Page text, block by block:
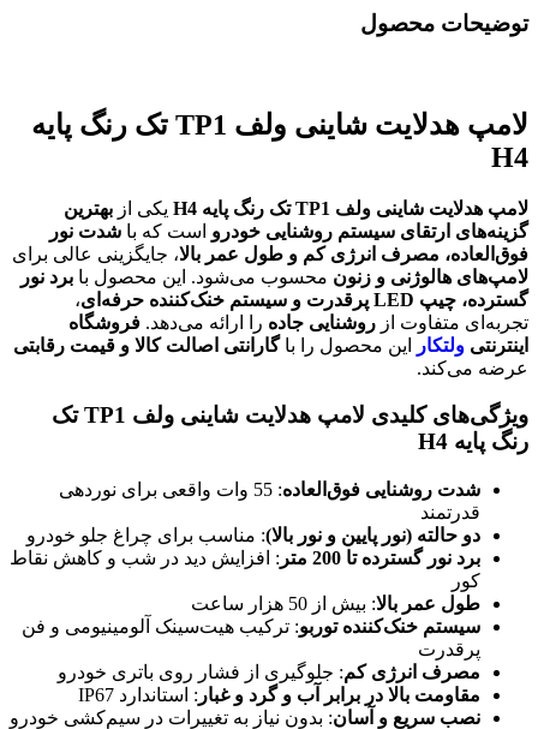
توضیحات محصول
لامپ هدلایت شاینی ولف TP1 تک رنگ پایه
H4
لامپ هدلایت شاینی ولف TP1 تک رنگ پایه H4 یکی از بهترین
گزینه‌های ارتقای سیستم روشنایی خودرو است که با شدت نور
فوق‌العاده، مصرف انرژی کم و طول عمر بالا، جایگزینی عالی برای
لامپ‌های هالوژنی و زنون محسوب می‌شود. این محصول با برد نور
گسترده، چیپ LED پرقدرت و سیستم خنک‌کننده حرفه‌ای
،
تجربه‌ای متفاوت از روشنایی جاده را ارائه می‌دهد. فروشگاه
اینترنتی ولتکار این محصول را باگارانتی اصالت کالا و قیمت رقابتی
عرضه می‌کند.
ویژگی‌های کلیدی لامپ هدلایت شاینی ولف TP1 تک
رنگ پایه H4
شدت روشنایی فوق‌العاده
: 55 وات واقعی برای نوردهی
قدرتمند
دو حالته (نور پایین و نور بالا): مناسب برای چراغ جلو خودرو
برد نور گسترده تا 200 متر
: افزایش دید در شب و کاهش نقاط
کور
طول عمر بالا: بیش از 50 هزار ساعت
سیستم خنک‌کننده توربو: ترکیب هیت‌سینک آلومینیومی و فن
پرقدرت
مصرف انرژی کم: جلوگیری از فشار روی باتری خودرو
مقاومت بالا در برابر آب و گرد و غبار : استاندارد IP67
نصب سریع و آسان: بدون نیاز به تغییرات در سیم‌کشی خودرو